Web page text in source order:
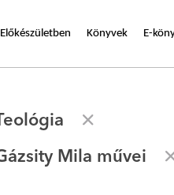
Előkészületben Könyvek E-
Mila művei